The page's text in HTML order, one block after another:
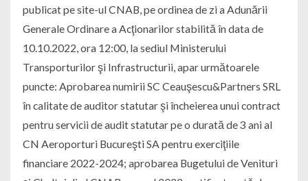
publicat pe site-ul CNAB, pe ordinea de zi a Adunării
Generale Ordinare a Acţionarilor stabilită în data de
10.10.2022, ora 12:00, la sediul Ministerului
Transporturilor şi Infrastructurii, apar următoarele
puncte: Aprobarea numirii SC Ceauşescu&Partners SRL
în calitate de auditor statutar şi încheierea unui contract
pentru servicii de audit statutar pe o durată de 3 ani al
CN Aeroporturi Bucureşti SA pentru exerciţiile
financiare 2022-2024; aprobarea Bugetului de Venituri